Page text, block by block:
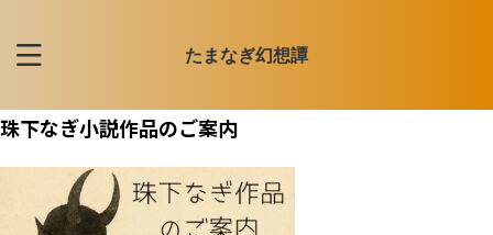
たまなぎ幻想譚
珠下なぎ小説作品のご案内